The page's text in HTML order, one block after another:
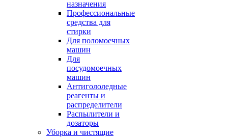
назначения
Профессиональные
средства для
стирки
Для поломоечных
машин
Для
посудомоечных
машин
Антигололедные
реагенты и
распределители
Распылители и
дозаторы
Уборка и чистящие